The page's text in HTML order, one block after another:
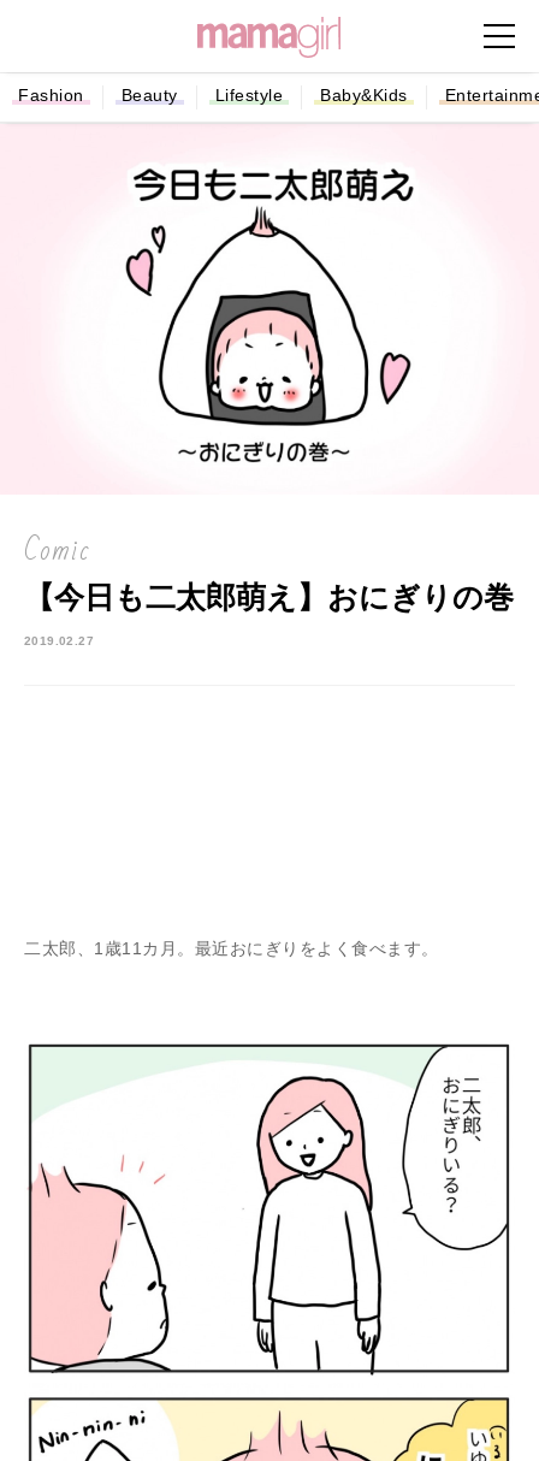
Fashion Beauty Lifestyle Baby&Kids
Comic
【今日も二太郎萌え】おにぎりの巻
2019.02.27
二太郎、1歳11カ月。最近おにぎりをよく食べます。